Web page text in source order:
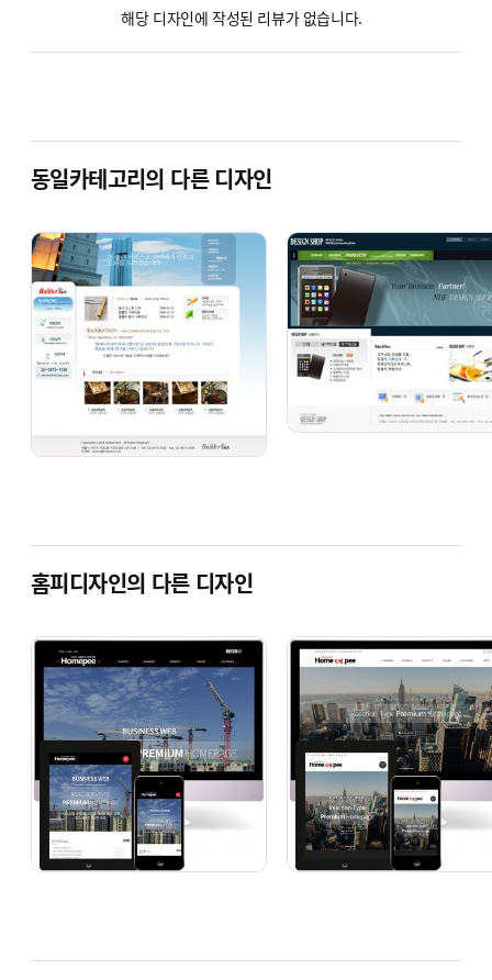
BZer 1003 [기업 반응형]
BZer 1005 [기업 반응형]
BZer 1022 [동영상 기업]
단순복사 : ￦ 200,000
BZer 1023 [기업 반응형]
단순복사 : ￦ 200,000
해당 디자인에 작성된 리뷰가 없습니다.
동일카테고리의 다른 디자인
홈피디자인의 다른 디자인